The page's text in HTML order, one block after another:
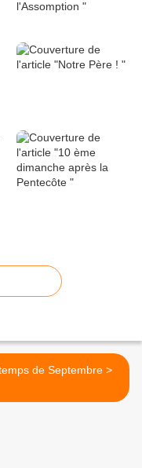
4 temps de Septembre >